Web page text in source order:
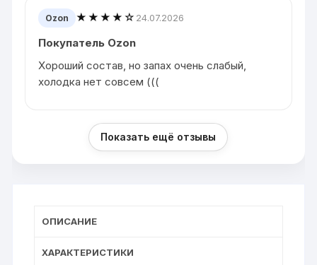
Ozon ★★★★☆ 24.07.2026
Покупатель Ozon
Хороший состав, но запах очень слабый,
холодка нет совсем (((
Показать ещё отзывы
ОПИСАНИЕ
ХАРАКТЕРИСТИКИ